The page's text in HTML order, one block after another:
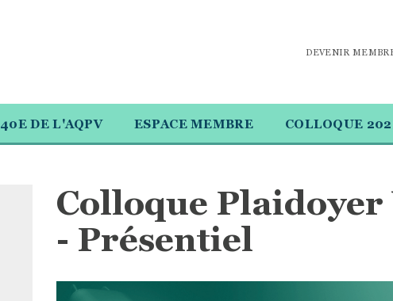
DEVENIR
40E DE L'AQPV ESPACE MEMBRE COLLOQUE
Colloque
- Présentiel